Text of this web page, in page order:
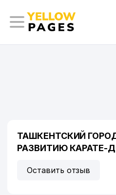
ТАШКЕНТСКИЙ
РАЗВИТИЮ КАРАТЕ-
Оставить отзыв